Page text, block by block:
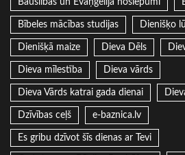
Bauslības un Evaņģēlija noslēpumi
Bībeles mācības studijas Dienišķo
Dienišķā maize Dieva Dēls
Dieva mīlestība Dieva vārds
Dieva Vārds katrai gada dienai
Dzīvības ceļš e-baznica.lv
Es gribu dzīvot šīs dienas ar Tevi